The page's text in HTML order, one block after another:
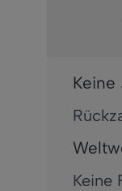
Keine
Keine